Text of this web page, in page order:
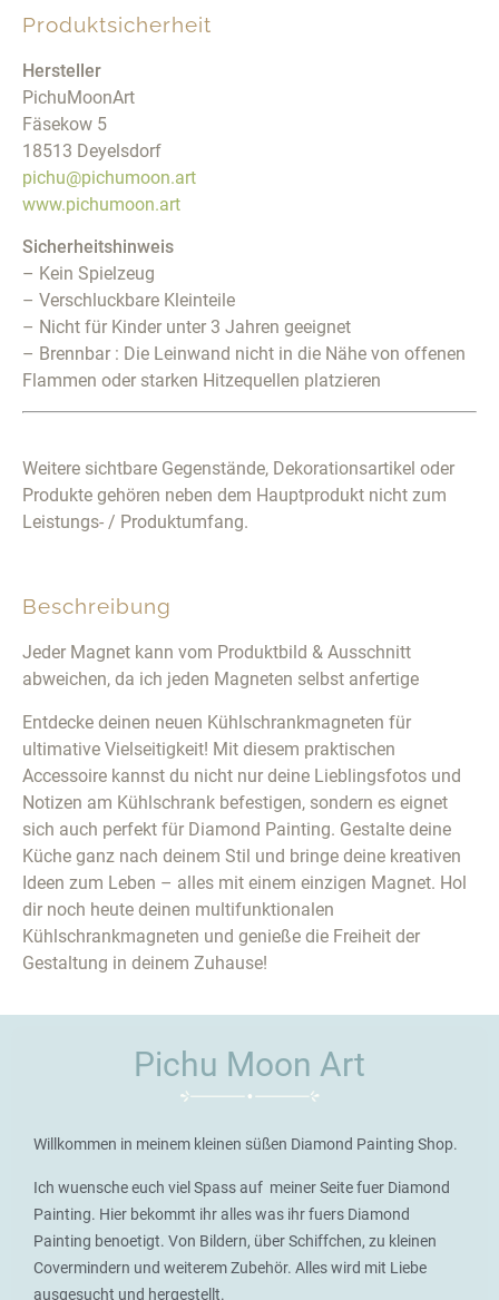
Beschreibung
Jeder Magnet kann vom Produktbild & Ausschnitt
abweichen, da ich jeden Magneten selbst anfertige
Entdecke deinen neuen Kühlschrankmagneten für
ultimative Vielseitigkeit! Mit diesem praktischen
Accessoire kannst du nicht nur deine Lieblingsfotos und
Notizen am Kühlschrank befestigen, sondern es eignet
sich auch perfekt für Diamond Painting. Gestalte deine
Küche ganz nach deinem Stil und bringe deine kreativen
Ideen zum Leben – alles mit einem einzigen Magnet. Hol
dir noch heute deinen multifunktionalen
Kühlschrankmagneten und genieße die Freiheit der
Gestaltung in deinem Zuhause!
Produktsicherheit
Hersteller
PichuMoonArt
Fäsekow 5
18513 Deyelsdorf
pichu@pichumoon.art
www.pichumoon.art
Sicherheitshinweis
– Kein Spielzeug
– Verschluckbare Kleinteile
– Nicht für Kinder unter 3 Jahren geeignet
– Brennbar : Die Leinwand nicht in die Nähe von offenen
Flammen oder starken Hitzequellen platzieren
Weitere sichtbare Gegenstände, Dekorationsartikel oder
Produkte gehören neben dem Hauptprodukt nicht zum
Leistungs- / Produktumfang.
Pichu Moon Art
Willkommen in meinem kleinen süßen Diamond Painting Shop.
Ich wuensche euch viel Spass auf meiner Seite fuer Diamond
Painting. Hier bekommt ihr alles was ihr fuers Diamond
Painting benoetigt. Von Bildern, über Schiffchen, zu kleinen
Covermindern und weiterem Zubehör. Alles wird mit Liebe
ausgesucht und hergestellt.